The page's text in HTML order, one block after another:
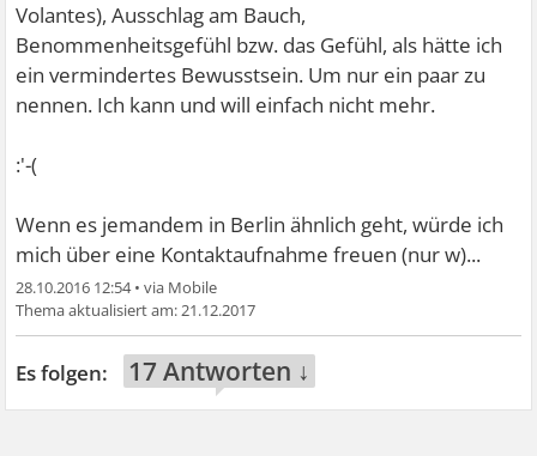
Volantes), Ausschlag am Bauch,
Benommenheitsgefühl bzw. das Gefühl, als hätte ich
ein vermindertes Bewusstsein. Um nur ein paar zu
nennen. Ich kann und will einfach nicht mehr.
:'-(
Wenn es jemandem in Berlin ähnlich geht, würde ich
mich über eine Kontaktaufnahme freuen (nur w)...
28.10.2016 12:54•
21.12.2017
17 Antworten ↓